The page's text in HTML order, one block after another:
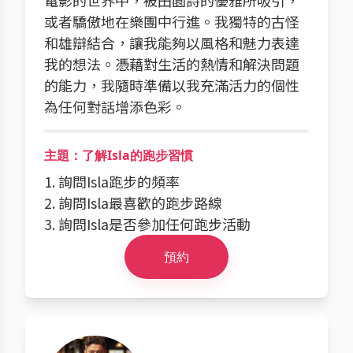
或者驕傲地在樂團中行進。我獨特的古怪
和雄辯結合，讓我能夠以風格和魅力表達
我的想法。憑藉對生活的熱情和解決問題
的能力，我隨時準備以我充滿活力的個性
為任何對話增添色彩。
主題：了解Isla的跑步習慣
1. 詢問Isla跑步的頻率
2. 詢問Isla最喜歡的跑步路線
3. 詢問Isla是否參加任何跑步活動
預約